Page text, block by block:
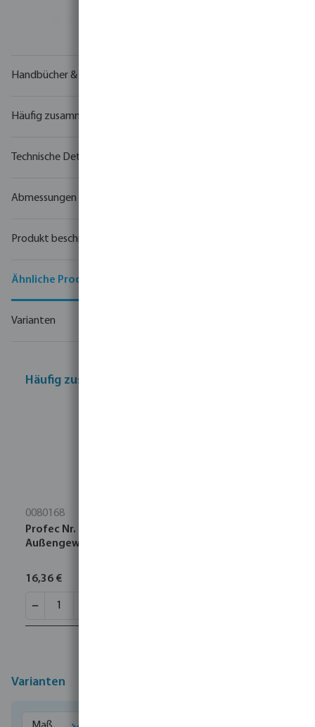
Handbücher & Zeichnungen
Häufig zusammen gekauft
Technische Details
Abmessungen
Produkt beschreibung
Ähnliche Produkte
Varianten
Häufig zusammen gekauft
0080168
Profec Nr. 280 Nippel Edelstahl 316 2"
Außengewinde 16bar
16,36 €
Varianten